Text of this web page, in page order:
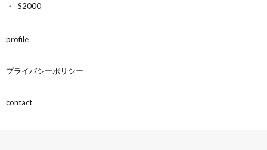
S2000
profile
プライバシーポリシー
contact